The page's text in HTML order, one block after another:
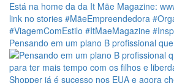
Pensando em um plano B profissional